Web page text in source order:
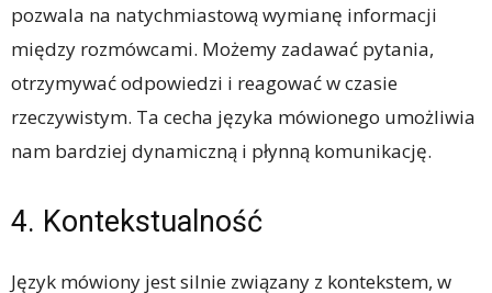
pozwala na natychmiastową wymianę informacji
między rozmówcami. Możemy zadawać pytania,
otrzymywać odpowiedzi i reagować w czasie
rzeczywistym. Ta cecha języka mówionego umożliwia
nam bardziej dynamiczną i płynną komunikację.
4. Kontekstualność
Język mówiony jest silnie związany z kontekstem, w